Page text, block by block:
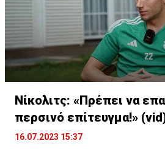
Νίκολιτς: «Πρέπει να
περσινό επίτευγμα!»
16.07.2023 15:37